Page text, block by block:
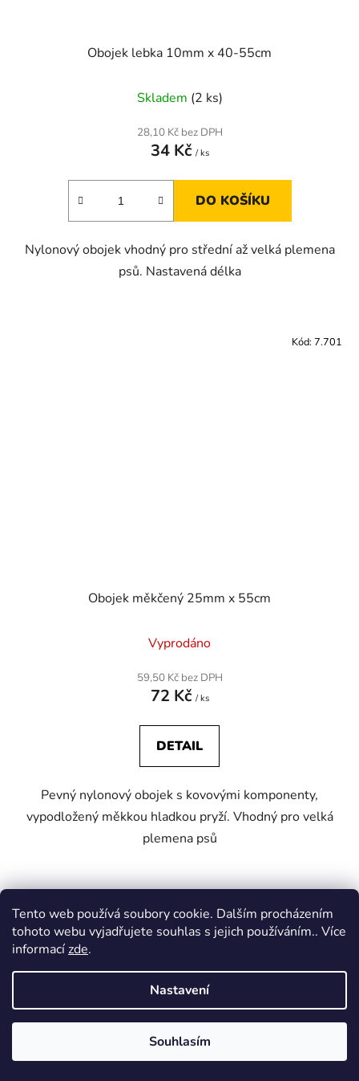
Tento web používá soubory cookie. Dalším procházením
tohoto webu vyjadřujete souhlas s jejich používáním.. Více
informacízde.
Nastavení
Souhlasím
Obojek lebka 10mm x 40-55cm
Skladem (2 ks)
28,10 Kč bez DPH
34 Kč / ks
DO KOŠÍKU
Nylonový obojek vhodný pro střední až velká plemena
psů. Nastavená délka
Obojek měkčený 25mm x 55cm
Vyprodáno
59,50 Kč bez DPH
72 Kč / ks
DETAIL
Pevný nylonový obojek s kovovými komponenty,
vypodložený měkkou hladkou pryží. Vhodný pro velká
plemena psů
Kód: 7.701
Kód:7.703